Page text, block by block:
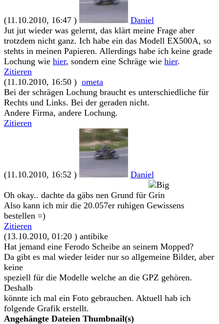
(11.10.2010, 16:47 )
Daniel
Jut jut wieder was gelernt, das klärt meine Frage aber
trotzdem nicht ganz. Ich habe ein das Modell EX500A, so
stehts in meinen Papieren. Allerdings habe ich keine grade
Lochung wie hier, sondern eine Schräge wie hier.
Zitieren
(11.10.2010, 16:50 ) ometa
Bei der schrägen Lochung braucht es unterschiedliche für
Rechts und Links. Bei der geraden nicht.
Andere Firma, andere Lochung.
Zitieren
(11.10.2010, 16:52 ) Daniel
Oh okay.. dachte da gäbs nen Grund für
Also kann ich mir die 20.057er ruhigen Gewissens
bestellen =)
Zitieren
(13.10.2010, 01:20 ) antibike
Hat jemand eine Ferodo Scheibe an seinem Mopped?
Da gibt es mal wieder leider nur so allgemeine Bilder, aber
keine
speziell für die Modelle welche an die GPZ gehören.
Deshalb
könnte ich mal ein Foto gebrauchen. Aktuell hab ich
folgende Grafik erstellt.
Angehängte Dateien Thumbnail(s)